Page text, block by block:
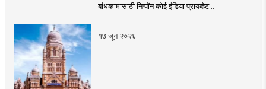
मंजुरीची प्रतीक्षा
बांधकामासाठी निप्पॉन कोई इंडिया प्रायव्हेट ..
१७ जून २०२६